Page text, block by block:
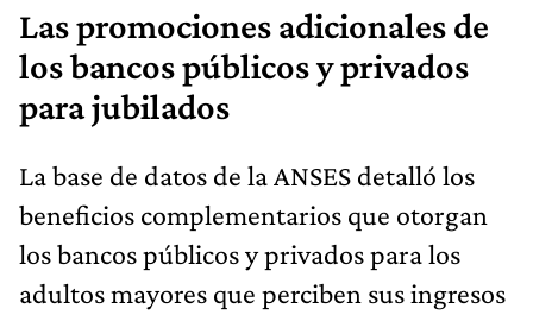
Las promociones adicionales de
los bancos públicos y privados
para jubilados
La base de datos de la ANSES detalló los
beneficios complementarios que otorgan
los bancos públicos y privados para los
adultos mayores que perciben sus ingresos